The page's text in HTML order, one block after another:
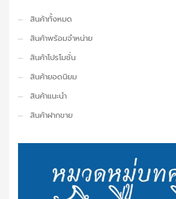
สินค้าทั้งหมด
สินค้าพร้อมจำหน่าย
สินค้าโปรโมชั่น
สินค้ายอดนิยม
สินค้าแนะนำ
สินค้าฝากขาย